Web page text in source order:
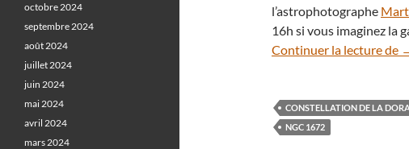
l’astrophotographe
16h si vous imaginez la
Continuer la lecture de
CONSTELLATION DE LA
NGC 1672
octobre 2024
septembre 2024
août 2024
juillet 2024
juin 2024
mai 2024
avril 2024
mars 2024